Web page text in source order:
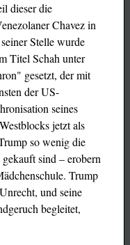
dieser die
Chavez in
Stelle wurde
Titel Schah unter
gesetzt, der mit
der US-
seines
jetzt als
so wenig die
sind – erobern
Trump
und seine
begleitet,